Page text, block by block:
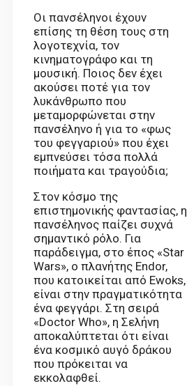
Οι πανσέληνοι έχουν
επίσης τη θέση τους στη
λογοτεχνία, τον
κινηματογράφο και τη
μουσική. Ποιος δεν έχει
ακούσει ποτέ για τον
λυκάνθρωπο που
μεταμορφώνεται στην
πανσέληνο ή για το «φως
του φεγγαριού» που έχει
εμπνεύσει τόσα πολλά
ποιήματα και τραγούδια;
Στον κόσμο της
επιστημονικής φαντασίας, η
πανσέληνος παίζει συχνά
σημαντικό ρόλο. Για
παράδειγμα, στο έπος «Star
Wars», ο πλανήτης Endor,
που κατοικείται από Ewoks,
είναι στην πραγματικότητα
ένα φεγγάρι. Στη σειρά
«Doctor Who», η Σελήνη
αποκαλύπτεται ότι είναι
ένα κοσμικό αυγό δράκου
που πρόκειται να
εκκολαφθεί.